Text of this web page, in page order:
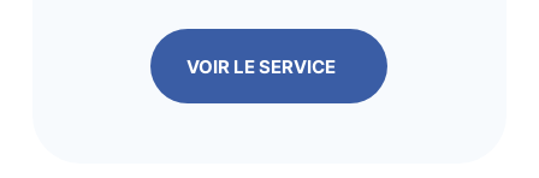
VOIR LE SERVICE